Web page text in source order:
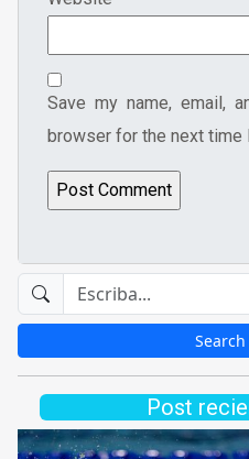
Save my name, email,
browser for the next time
Post